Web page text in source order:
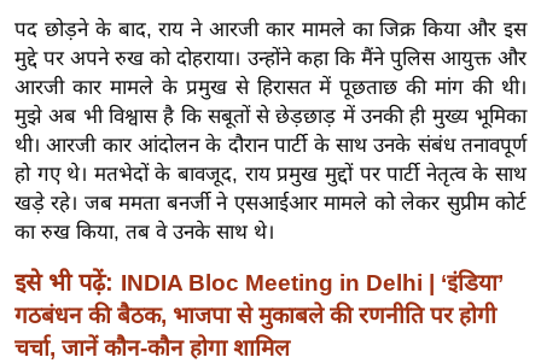
सा
हि
त्य
ज
ग
त
ऑ
टो
व
र्ल्ड
पद छोड़ने के बाद, राय ने आरजी कार मामले का जिक्र किया और इस
मुद्दे पर अपने रुख को दोहराया। उन्होंने कहा कि मैंने पुलिस आयुक्त और
आरजी कार मामले के प्रमुख से हिरासत में पूछताछ की मांग की थी।
मुझे अब भी विश्वास है कि सबूतों से छेड़छाड़ में उनकी ही मुख्य भूमिका
थी। आरजी कार आंदोलन के दौरान पार्टी के साथ उनके संबंध तनावपूर्ण
हो गए थे। मतभेदों के बावजूद, राय प्रमुख मुद्दों पर पार्टी नेतृत्व के साथ
खड़े रहे। जब ममता बनर्जी ने एसआईआर मामले को लेकर सुप्रीम कोर्ट
का रुख किया, तब वे उनके साथ थे।
इसे भी पढ़ें: INDIA Bloc Meeting in Delhi | ‘इंडिया’
गठबंधन की बैठक, भाजपा से मुकाबले की रणनीति पर होगी
चर्चा, जानें कौन-कौन होगा शामिल